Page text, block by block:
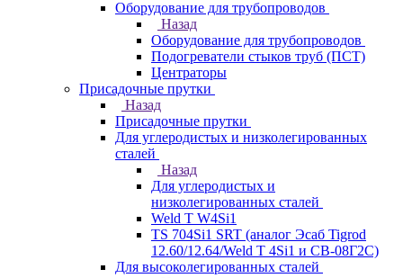
Оборудование для трубопроводов
Назад
Оборудование для трубопроводов
Подогреватели стыков труб (ПСТ)
Центраторы
Присадочные прутки
Назад
Присадочные прутки
Для углеродистых и низколегированных
сталей
Назад
Для углеродистых и
низколегированных сталей
Weld T W4Si1
TS 704Si1 SRT (аналог Эсаб Tigrod
12.60/12.64/Weld T 4Si1 и СВ-08Г2С)
Для высоколегированных сталей